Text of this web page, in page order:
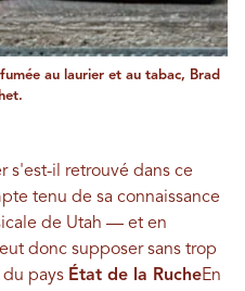
au laurier et au tabac, Brad
s'est-il retrouvé dans ce
tenu de sa connaissance
de Utah — et en
donc supposer sans trop
pays État de la RucheEn